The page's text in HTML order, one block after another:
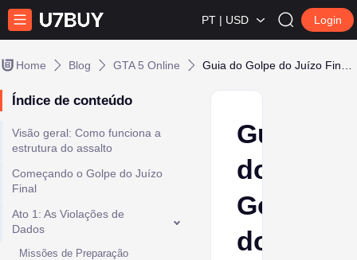
PT | USD Login
Home Blog GTA 5 Online
Índice de conteúdo
Visão geral: Como funciona a
estrutura do assalto
Começando o Golpe do Juízo
Final
Ato 1: As Violações de
Dados
Missões de Preparação
Guia
do
Golpe
do